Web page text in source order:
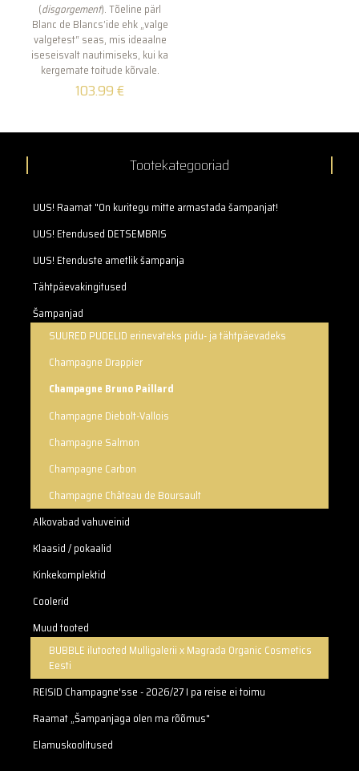
(disgorgement). Tõeline pärl
Blanc de Blancs’ide ehk „valge
valgetest“ seas, mis ideaalne
iseseisvalt nautimiseks, kui ka
kergemate toitude kõrvale.
103.99€
Tootekategooriad
UUS! Raamat "On kuritegu mitte armastada šampanjat!
UUS! Etendused DETSEMBRIS
UUS! Etenduste ametlik šampanja
Tähtpäevakingitused
Šampanjad
SUURED PUDELID erinevateks pidu- ja tähtpäevadeks
Champagne Drappier
Champagne Bruno Paillard
Champagne Diebolt-Vallois
Champagne Salmon
Champagne Carbon
Champagne Château de Boursault
Alkovabad vahuveinid
Klaasid / pokaalid
Kinkekomplektid
Coolerid
Muud tooted
BUBBLE ilutooted Mulligalerii x Magrada Organic Cosmetics
Eesti
REISID Champagne'sse - 2026/27 I pa reise ei toimu
Raamat „Šampanjaga olen ma rõõmus"
Elamuskoolitused